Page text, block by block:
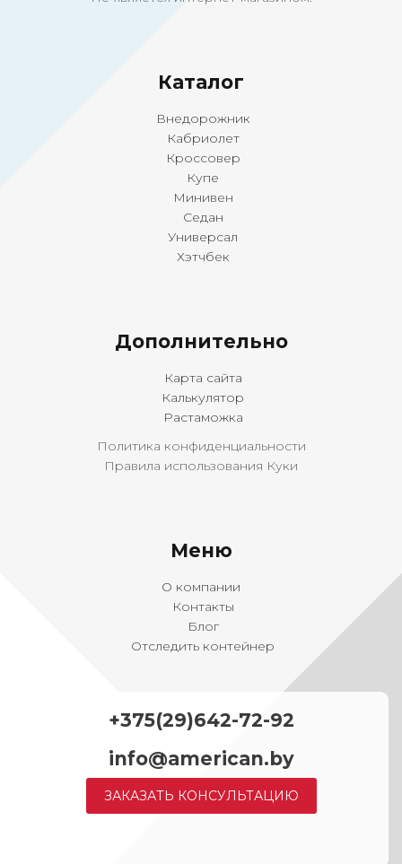
Каталог
Внедорожник
Кабриолет
Кроссовер
Купе
Минивен
Седан
Универсал
Хэтчбек
Дополнительно
Карта сайта
Калькулятор
Растаможка
Политика конфиденциальности
Правила использования Куки
Меню
О компании
Контакты
Блог
Отследить контейнер
+375(29)642-72-92
info@american.by
ЗАКАЗАТЬ КОНСУЛЬТАЦИЮ